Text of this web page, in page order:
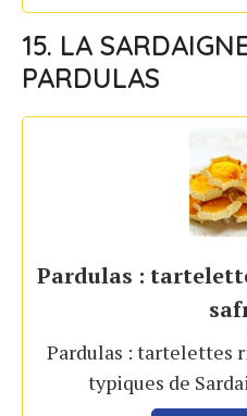
15. LA
PARDULAS
Pardulas :
Pardulas : tartelettes
typiques de